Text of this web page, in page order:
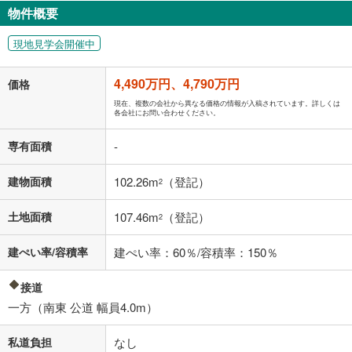
閉じる
月々の返済額
る値は、実際の金融機関等における貸出金利とは何ら関係がなく、実際
の金融機関等における貸出金利を何ら保証するものではありません。返
済方法「元利均等返済」にて算出しております。入力された金利を35年
適用した場合の計算結果を表示しています。
その他月額費用や、初期費用がかかります。ご注意ください。実際にお
借り入れの際は各金融機関等に、必ずご自身でご確認をお願いいたしま
す。
条件によってお借り入れができないことがあります。
不動産会社に購入相談をする
物件概要
現地見学会開催中
価格 4,490万円、4,790万円
現在、複数の会社から異なる価格の情報が入稿されています。詳しくは
各会社にお問い合わせください。
専有面積 -
建物面積 102.26m2 （登記）
土地面積 107.46m2 （登記）
建ぺい率/容積率 建ぺい率：60％/容積率：150％
接道
一方（南東 公道 幅員4.0m）
私道負担 なし